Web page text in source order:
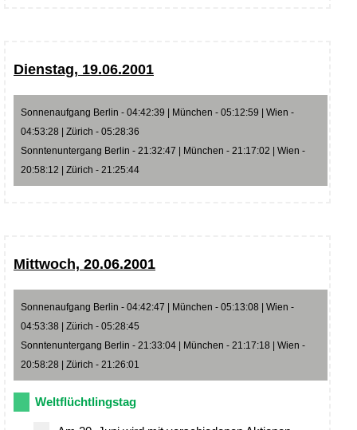
Dienstag, 19.06.2001
Sonnenaufgang Berlin - 04:42:39 | München - 05:12:59 | Wien -
04:53:28 | Zürich - 05:28:36
Sonntenuntergang Berlin - 21:32:47 | München - 21:17:02 | Wien -
20:58:12 | Zürich - 21:25:44
Mittwoch, 20.06.2001
Sonnenaufgang Berlin - 04:42:47 | München - 05:13:08 | Wien -
04:53:38 | Zürich - 05:28:45
Sonntenuntergang Berlin - 21:33:04 | München - 21:17:18 | Wien -
20:58:28 | Zürich - 21:26:01
Weltflüchtlingstag